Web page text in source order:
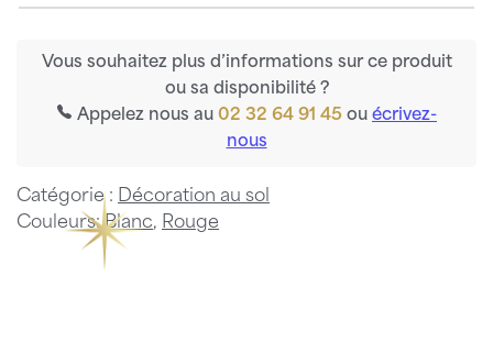
Vous souhaitez plus d’informations sur ce produit
ou sa disponibilité ?
Appelez nous au 02 32 64 91 45 ou écrivez-
nous
Catégorie : Décoration au sol
Couleurs:Blanc, Rouge